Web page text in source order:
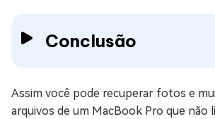
Conclusão
Assim você pode recuperar fotos e
arquivos de um MacBook Pro que não